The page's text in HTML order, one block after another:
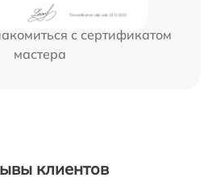
с сертификатом
мастера
клиентов